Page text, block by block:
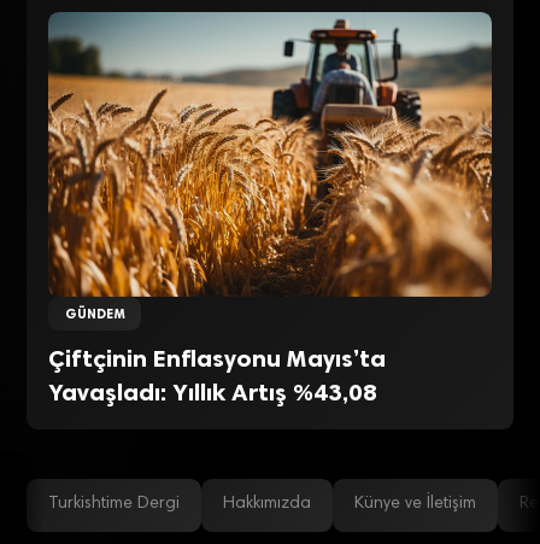
GÜNDEM
Çiftçinin Enflasyonu Mayıs’ta
Yavaşladı: Yıllık Artış %43,08
Turkishtime Dergi Hakkımızda Künye ve İletişim